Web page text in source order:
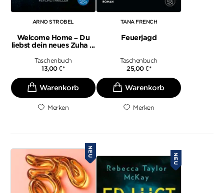
ARNO STROBEL
Welcome Home – Du
liebst dein neues Zuha ...
Taschenbuch
13,00€*
Merken
TANA FRENCH
Feuerjagd
Taschenbuch
25,00€*
Merken
NEU
NEU